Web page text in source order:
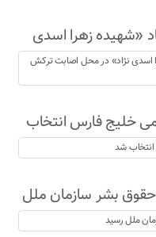
«شهیده زهرا اسدی
آمریکای
خلیج فارس انتخاب
حقوق بشر سازمان ملل